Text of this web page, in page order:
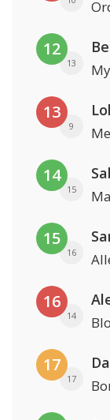
12
13
13
9
14
15
15
16
16
14
17
17